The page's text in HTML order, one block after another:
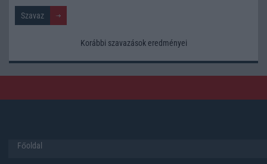
Korábbi szavazások eredményei
Főoldal